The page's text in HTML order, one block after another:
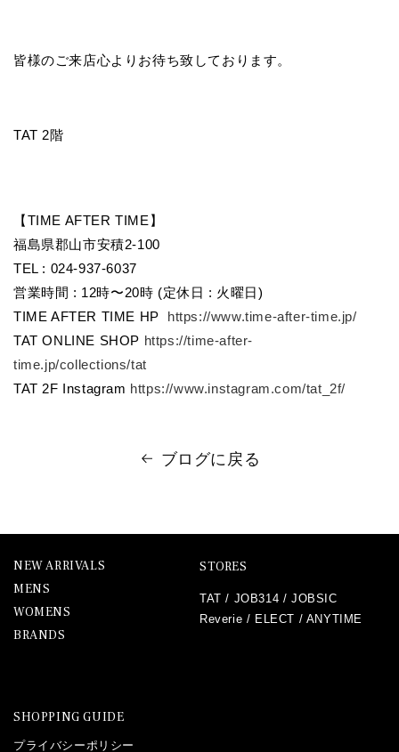
皆様のご来店心よりお待ち致しております。
TAT 2階
【TIME AFTER TIME】
福島県郡山市安積2-100
TEL : 024-937-6037
営業時間 : 12時〜20時 (定休日 : 火曜日)
TIME AFTER TIME HP https://www.time-after-time.jp/
TAT ONLINE SHOP https://time-after-
time.jp/collections/tat
TAT 2F Instagram https://www.instagram.com/tat_2f/
ブログに戻る
NEW ARRIVALS
MENS
WOMENS
BRANDS
STORES
TAT / JOB314 /JOBSIC
Reverie / ELECT / ANYTIME
SHOPPING GUIDE
プライバシーポリシー